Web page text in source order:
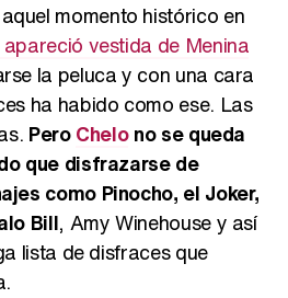
momento histórico en
vestida de Menina
la peluca y con una cara
ha habido como ese. Las
PeroChelono se queda
que disfrazarse de
como Pinocho, el Joker,
Bill, Amy Winehouse y así
lista de disfraces que